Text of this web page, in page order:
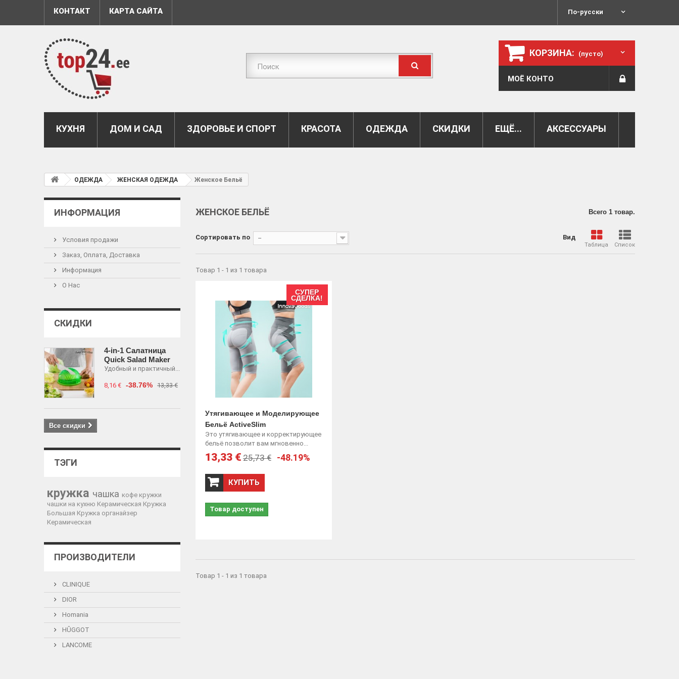
По-русски
КОНТАКТ КАРТА САЙТА
КОРЗИНА: (пусто)
МОЁ КОНТО
КУХНЯ ДОМ И САД ЗДОРОВЬЕ И СПОРТ КРАСОТА ОДЕЖДА СКИДКИ ЕЩЁ... АКСЕССУАРЫ
ОДЕЖДА ЖЕНСКАЯ ОДЕЖДА Женское Бельё
ИНФОРМАЦИЯ
Условия продажи
Заказ, Оплата, Доставка
Информация
О Нас
СКИДКИ
4-in-1 Салатница
Quick Salad Maker
Удобный и практичный...
8,16 € -38.76% 13,33 €
Все скидки
ТЭГИ
кружка чашка кофе кружки
чашки на кухню Керамическая Кружка
Большая Кружка органайзер
Керамическая
ПРОИЗВОДИТЕЛИ
CLINIQUE
DIOR
Homania
HÛGGOT
LANCOME
ЖЕНСКОЕ БЕЛЬЁ Всего 1 товар.
Вид
Таблица Список
Сортировать по --
Товар 1 - 1 из 1 товарa
СУПЕР
СДЕЛКА!
Утягивающее и Моделирующее
Бельё ActiveSlim
Это утягивающее и корректирующее
бельё позволит вам мгновенно...
13,33 € 25,73 € -48.19%
КУПИТЬ
Товар доступен
Товар 1 - 1 из 1 товарa